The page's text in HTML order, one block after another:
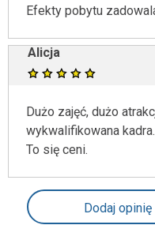
Efekty pobytu
Alicja
Dużo zajęć, dużo
wykwalifikowana kadra.
To się ceni.
Dodaj opinię